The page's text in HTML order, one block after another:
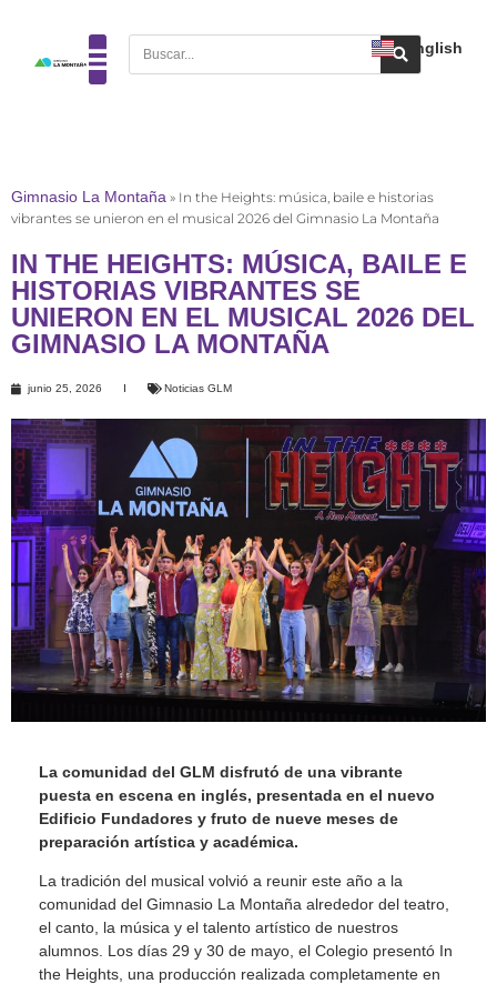
English
Gimnasio La Montaña » In the Heights: música, baile e historias
vibrantes se unieron en el musical 2026 del Gimnasio La Montaña
IN THE HEIGHTS: MÚSICA, BAILE E
HISTORIAS VIBRANTES SE
UNIERON EN EL MUSICAL 2026 DEL
GIMNASIO LA MONTAÑA
junio 25, 2026 Noticias GLM
La comunidad del GLM disfrutó de una vibrante
puesta en escena en inglés, presentada en el nuevo
Edificio Fundadores y fruto de nueve meses de
preparación artística y académica.
La tradición del musical volvió a reunir este año a la
comunidad del Gimnasio La Montaña alrededor del teatro,
el canto, la música y el talento artístico de nuestros
alumnos. Los días 29 y 30 de mayo, el Colegio presentó In
the Heights, una producción realizada completamente en